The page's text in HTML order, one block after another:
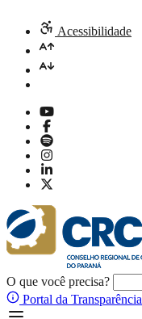
Acessibilidade
O que você precisa?
Portal da Transparência